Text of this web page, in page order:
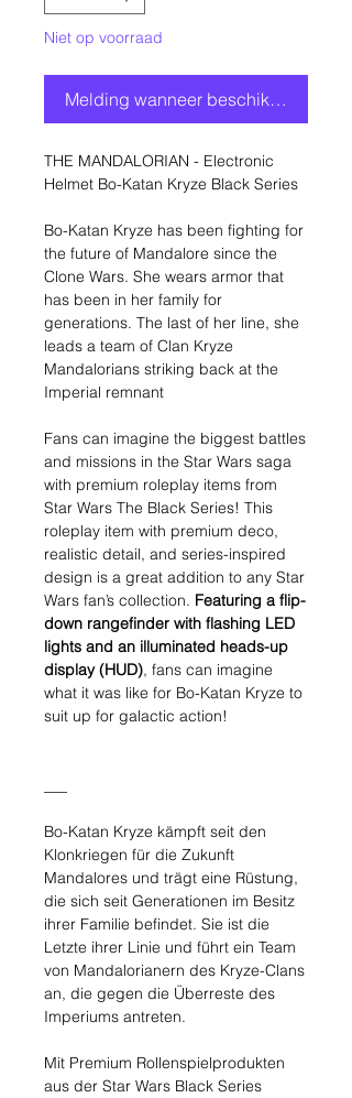
Niet op voorraad
Melding wanneer beschikbaar
THE MANDALORIAN - Electronic
Helmet Bo-Katan Kryze Black Series
Bo-Katan Kryze has been fighting for
the future of Mandalore since the
Clone Wars. She wears armor that
has been in her family for
generations. The last of her line, she
leads a team of Clan Kryze
Mandalorians striking back at the
Imperial remnant
Fans can imagine the biggest battles
and missions in the Star Wars saga
with premium roleplay items from
Star Wars The Black Series! This
roleplay item with premium deco,
realistic detail, and series-inspired
design is a great addition to any Star
Wars fan’s collection. Featuring a flip-
down rangefinder with flashing LED
lights and an illuminated heads-up
display (HUD), fans can imagine
what it was like for Bo-Katan Kryze to
suit up for galactic action!
Bo-Katan Kryze kämpft seit den
Klonkriegen für die Zukunft
Mandalores und trägt eine Rüstung,
die sich seit Generationen im Besitz
ihrer Familie befindet. Sie ist die
Letzte ihrer Linie und führt ein Team
von Mandalorianern des Kryze-Clans
an, die gegen die Überreste des
Imperiums antreten.
Mit Premium Rollenspielprodukten
aus der Star Wars Black Series